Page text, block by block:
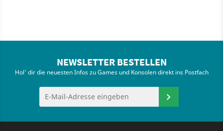
NEWSLETTER BESTELLEN
Hol' dir die neuesten Infos zu Games und Konsolen direkt ins Postfach